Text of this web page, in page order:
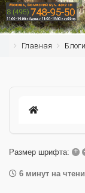
Главная Блоги
Размер шрифта: +
6 минут на